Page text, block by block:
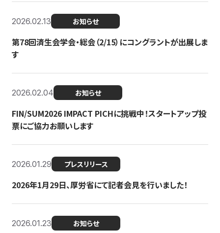
2026.02.13 お知らせ
第78回済生会学会・総会（2/15）にコングラントが出展しま
す
2026.02.04 お知らせ
FIN/SUM2026 IMPACT PICHに挑戦中！スタートアップ投
票にご協力お願いします
2026.01.29 プレスリリース
2026年1月29日、厚労省にて記者会見を行いました！
2026.01.23 お知らせ